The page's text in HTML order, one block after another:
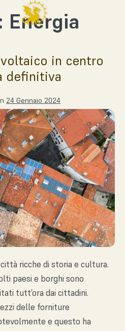
Energia
in centro
definitiva
24 Gennaio 2024
ricche di storia e cultura.
paesi e borghi sono
tutt’ora dai cittadini.
delle forniture
e questo ha